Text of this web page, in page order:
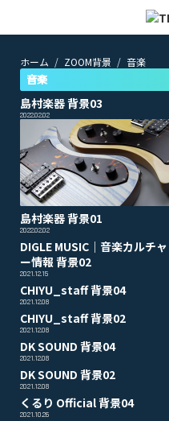
ホーム ZOOM背景 音楽
音楽
島村楽器 背景03
2022.02.02
島村楽器 背景01
2022.02.02
DIGLE MUSIC｜音楽カルチャ
ー情報 背景02
2021.12.15
CHIYU_staff 背景04
2021.12.08
CHIYU_staff 背景02
2021.12.08
DK SOUND 背景04
2021.12.08
DK SOUND 背景02
2021.12.08
くるり Official 背景04
2021.10.26